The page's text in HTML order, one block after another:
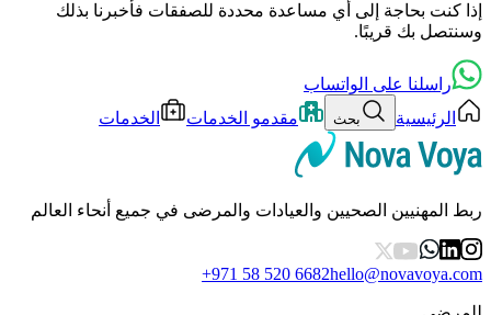
إذا كنت بحاجة إلى أي مساعدة محددة للصفقات فأخبرنا بذلك
وسنتصل بك قريبًا.
راسلنا على الواتساب
الرئيسية
بحث مقدمو الخدمات الخدمات
ربط المهنيين الصحيين والعيادات والمرضى في جميع أنحاء العالم
hello@novavoya.com
+971 58 520 6682